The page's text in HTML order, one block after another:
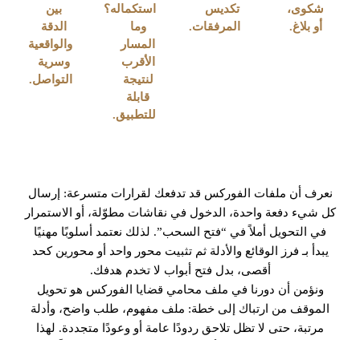
شكوى،
أو بلاغ.
تكديس
المرفقات.
استكماله؟
وما
المسار
الأقرب
لنتيجة
قابلة
للتطبيق.
بين
الدقة
والواقعية
وسرية
التواصل.
نعرف أن ملفات الفوركس قد تدفعك لقرارات متسرعة: إرسال
كل شيء دفعة واحدة، الدخول في نقاشات مطوّلة، أو الاستمرار
في التحويل أملاً في “فتح السحب”. لذلك نعتمد أسلوبًا مهنيًا
يبدأ بـ فرز الوقائع والأدلة ثم تثبيت محور واحد أو محورين كحد
أقصى، بدل فتح أبواب لا تخدم هدفك.
ونؤمن أن دورنا في ملف محامي قضايا الفوركس هو تحويل
الموقف من ارتباك إلى خطة: ملف مفهوم، طلب واضح، وأدلة
مرتبة، حتى لا تظل تلاحق ردودًا عامة أو وعودًا متجددة. لهذا